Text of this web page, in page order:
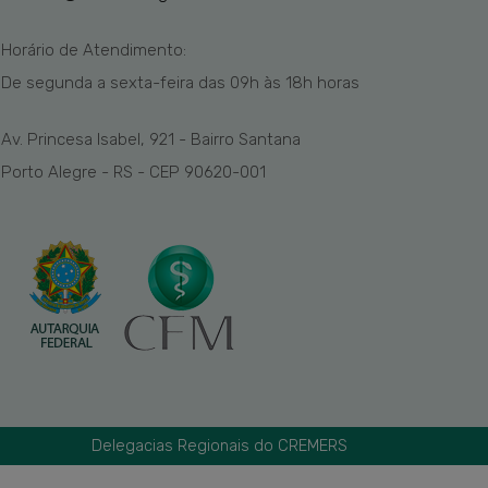
Horário de Atendimento:
De segunda a sexta-feira das 09h às 18h horas
Av. Princesa Isabel, 921 - Bairro Santana
Porto Alegre - RS - CEP 90620-001
Delegacias Regionais do CREMERS